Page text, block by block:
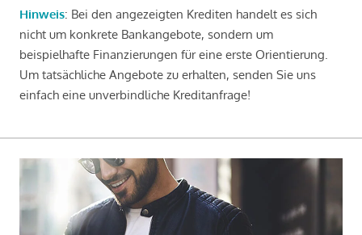
Hinweis: Bei den angezeigten Krediten handelt es sich
nicht um konkrete Bankangebote, sondern um
beispielhafte Finanzierungen für eine erste Orientierung.
Um tatsächliche Angebote zu erhalten, senden Sie uns
einfach eine unverbindliche Kreditanfrage!